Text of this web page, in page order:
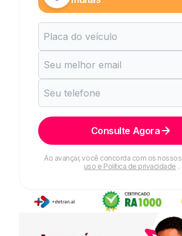
Consulte Agora
Ao avançar, você concorda com os nossos
uso e Política de privacidade .